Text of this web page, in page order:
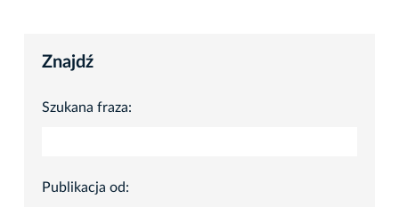
Znajdź
Szukana fraza:
Publikacja od: